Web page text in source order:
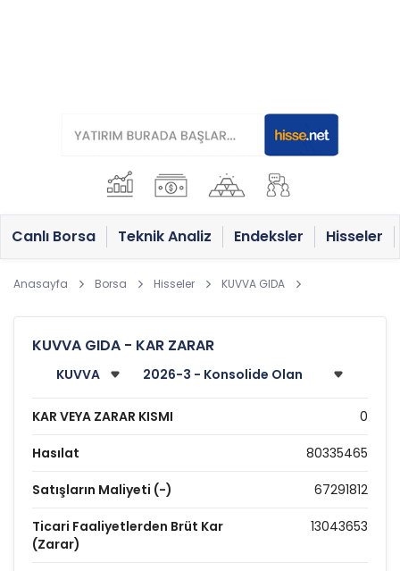
Canlı Borsa Teknik Analiz Endeksler Hisseler
Anasayfa Borsa Hisseler KUVVA GIDA
KUVVA GIDA - KAR ZARAR
KAR VEYA ZARAR KISMI 0
Hasılat 80335465
Satışların Maliyeti (-) 67291812
Ticari Faaliyetlerden Brüt Kar
(Zarar)
13043653